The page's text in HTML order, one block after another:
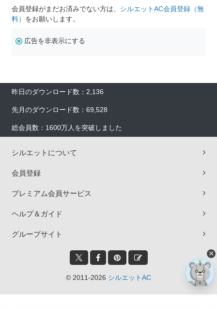
会員登録がまだお済みでない方は、 シルエットAC会員登録（無
料） をお願いします。
広告を非表示にする
昨日のダウンロード数：2,136
先月のダウンロード数：69,528
総会員数：1600万人を突破しました
シルエットについて
会員登録
プレミアム会員サービス
ヘルプ＆ガイド
グループサイト
© 2011-2026 シルエットAC
×